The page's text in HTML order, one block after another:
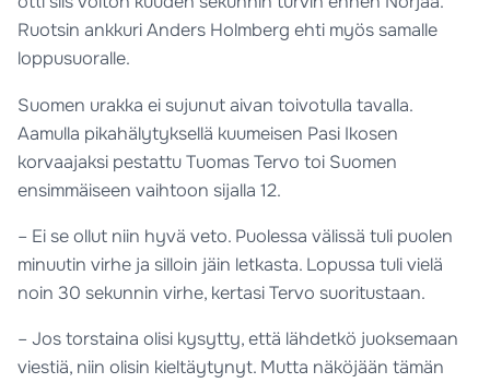
Ruotsin ankkuri Anders Holmberg ehti myös samalle
loppusuoralle.
Suomen urakka ei sujunut aivan toivotulla tavalla.
Aamulla pikahälytyksellä kuumeisen Pasi Ikosen
korvaajaksi pestattu Tuomas Tervo toi Suomen
ensimmäiseen vaihtoon sijalla 12.
– Ei se ollut niin hyvä veto. Puolessa välissä tuli puolen
minuutin virhe ja silloin jäin letkasta. Lopussa tuli vielä
noin 30 sekunnin virhe, kertasi Tervo suoritustaan.
– Jos torstaina olisi kysytty, että lähdetkö juoksemaan
viestiä, niin olisin kieltäytynyt. Mutta näköjään tämän